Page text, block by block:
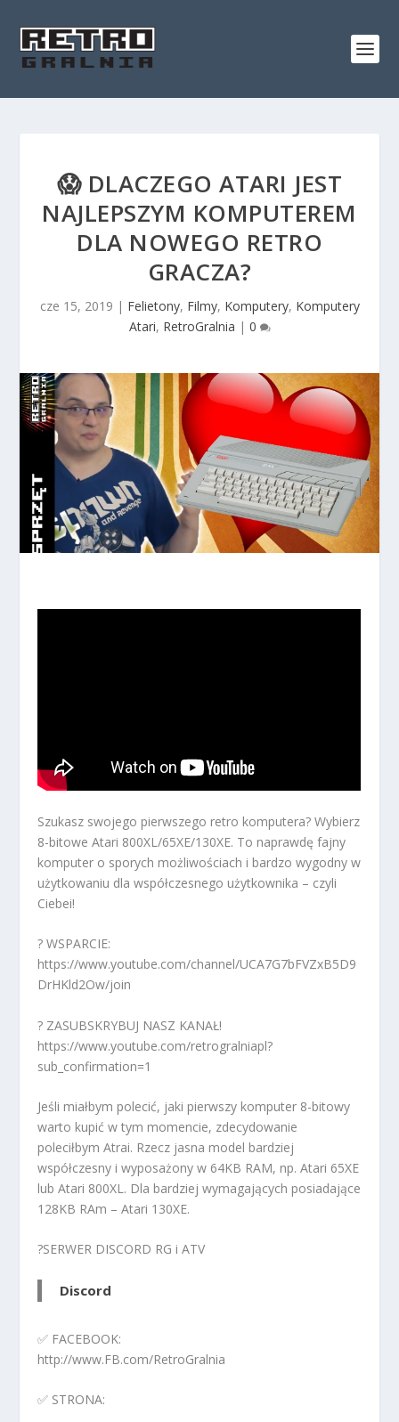
😱 DLACZEGO ATARI JEST
NAJLEPSZYM KOMPUTEREM
DLA NOWEGO RETRO
GRACZA?
cze 15, 2019 | Felietony, Filmy, Komputery, Komputery
Atari, RetroGralnia | 0
Szukasz swojego pierwszego retro komputera? Wybierz
8-bitowe Atari 800XL/65XE/130XE. To naprawdę fajny
komputer o sporych możliwościach i bardzo wygodny w
użytkowaniu dla współczesnego użytkownika – czyli
Ciebei!
? WSPARCIE:
https://www.youtube.com/channel/UCA7G7bFVZxB5D9
DrHKld2Ow/join
? ZASUBSKRYBUJ NASZ KANAŁ!
https://www.youtube.com/retrogralniapl?
sub_confirmation=1
Jeśli miałbym polecić, jaki pierwszy komputer 8-bitowy
warto kupić w tym momencie, zdecydowanie
poleciłbym Atrai. Rzecz jasna model bardziej
współczesny i wyposażony w 64KB RAM, np. Atari 65XE
lub Atari 800XL. Dla bardziej wymagających posiadające
128KB RAm – Atari 130XE.
?SERWER DISCORD RG i ATV
Discord
✅ FACEBOOK:
http://www.FB.com/RetroGralnia
✅ STRONA: